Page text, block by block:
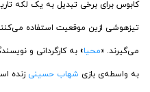
کابوس برای برخی تبدیل به یک لکه
تیزهوشی ازین موقعیت استفاده
می‌گیرند. «محیا» به کارگردانی و
به واسطه‌ی بازی شهاب حسینی زنده